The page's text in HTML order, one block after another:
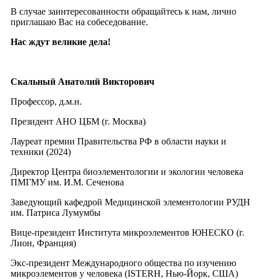
В случае заинтересованности обращайтесь к нам, лично
приглашаю Вас на собеседование.
Нас ждут великие дела!
Скальный Анатолий Викторович
Профессор, д.м.н.
Президент АНО ЦБМ (г. Москва)
Лауреат премии Правительства РФ в области науки и
техники (2024)
Директор Центра биоэлементологии и экологии человека
ПМГМУ им. И.М. Сеченова
Заведующий кафедрой Медицинской элементологии РУДН
им. Патриса Лумумбы
Вице-президент Института микроэлементов ЮНЕСКО (г.
Лион, Франция)
Экс-президент Международного общества по изучению
микроэлементов у человека (ISTERH, Нью-Йорк, США)